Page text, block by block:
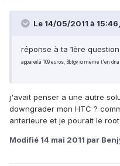
Le 14/05/2011 à
réponse à ta 1ère
appareil à 109 euros, Bbtgv ici même t'en
j'avait penser a une autre
downgrader mon HTC ?
anterieure et je pourait le
Modifié 14 mai 2011 par